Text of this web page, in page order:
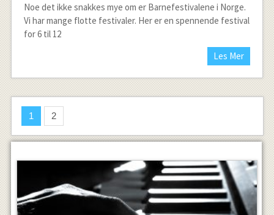
Noe det ikke snakkes mye om er Barnefestivalene i Norge.
Vi har mange flotte festivaler. Her er en spennende festival
for 6 til 12
Les Mer
1 2